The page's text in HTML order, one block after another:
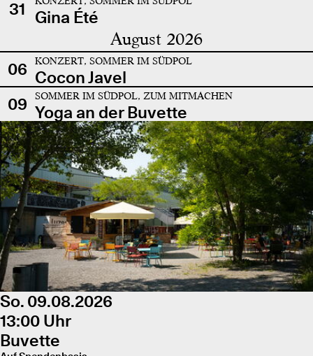
31 Gina Été
August 2026
06 KONZERT, SOMMER IM SÜDPOL
Cocon Javel
09
SOMMER IM SÜDPOL, ZUM MITMACHEN
Yoga an der Buvette
So. 09.08.2026
13:00 Uhr
Buvette